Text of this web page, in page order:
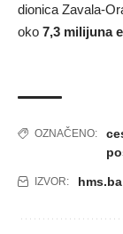
dionica Zavala-
oko 7,3 milijuna
OZNAČENO:
IZVOR: hms.ba